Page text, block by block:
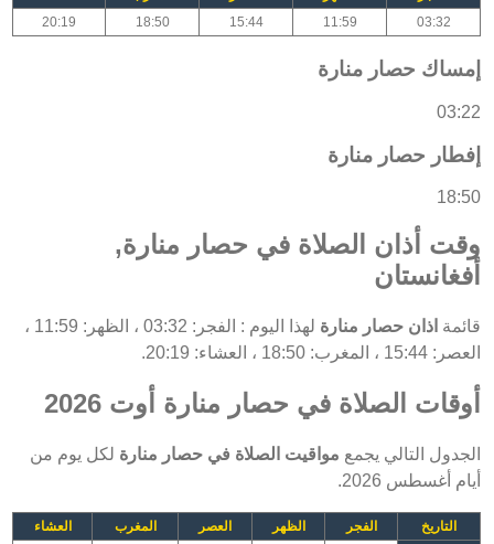
03:32
11:59
15:44
18:50
20:19
إمساك حصار منارة
03:22
إفطار حصار منارة
18:50
وقت أذان الصلاة في حصار منارة,
أفغانستان
قائمة اذان حصار منارة
لهذا اليوم : الفجر: 03:32 ، الظهر: 11:59 ،
العصر: 15:44 ، المغرب: 18:50 ، العشاء: 20:19.
أوقات الصلاة في حصار منارة أوت 2026
الجدول التالي يجمع مواقيت الصلاة في حصار منارة لكل يوم من
أيام أغسطس 2026.
التاريخ الفجر الظهر العصر المغرب
العشاء